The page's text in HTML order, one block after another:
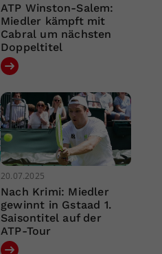
ATP Winston-Salem:
Miedler kämpft mit
Cabral um nächsten
Doppeltitel
20.07.2025
Nach Krimi: Miedler
gewinnt in Gstaad 1.
Saisontitel auf der
ATP-Tour